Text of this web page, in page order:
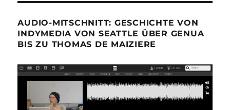
AUDIO-MITSCHNITT: GESCHICHTE VON
INDYMEDIA VON SEATTLE ÜBER GENUA
BIS ZU THOMAS DE MAIZIERE